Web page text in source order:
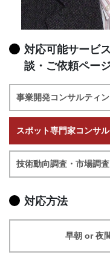
対応可能サービ
談・ご依頼ペー
事業開発コンサルティ
スポット専門家コンサ
技術動向調査・市場調
対応方法
早朝 or 夜